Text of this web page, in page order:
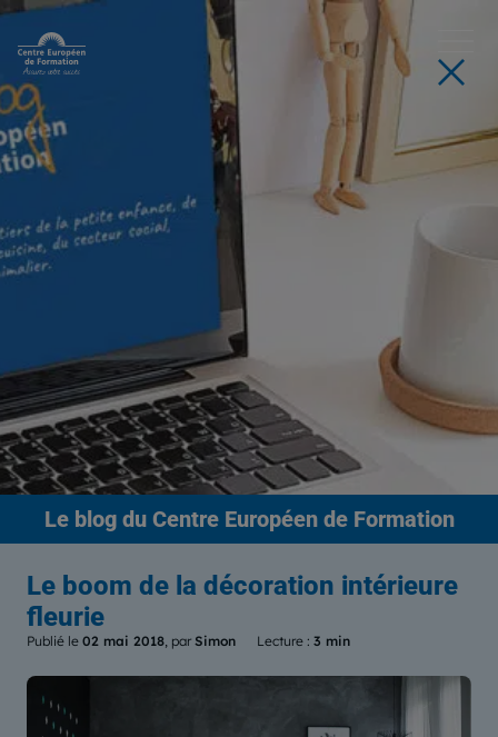
Le blogdu Centre Européen de Formation
Le boom de la décoration intérieure
fleurie
Publié le 02 mai 2018, par Simon Lecture : 3 min